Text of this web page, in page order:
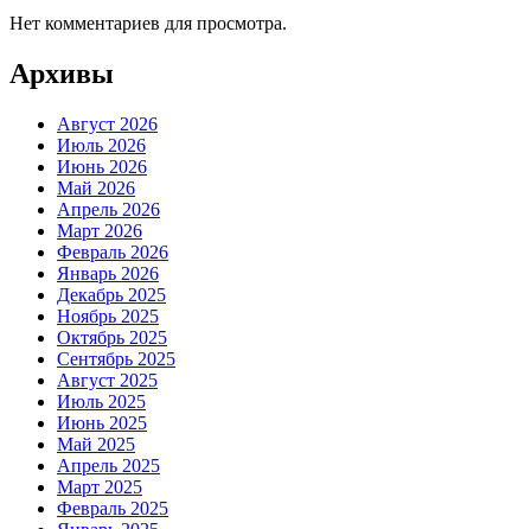
Нет комментариев для просмотра.
Архивы
Август 2026
Июль 2026
Июнь 2026
Май 2026
Апрель 2026
Март 2026
Февраль 2026
Январь 2026
Декабрь 2025
Ноябрь 2025
Октябрь 2025
Сентябрь 2025
Август 2025
Июль 2025
Июнь 2025
Май 2025
Апрель 2025
Март 2025
Февраль 2025